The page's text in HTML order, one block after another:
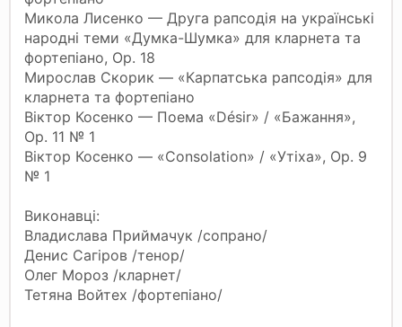
Микола Лисенко — Друга рапсодія на українські
народні теми «Думка-Шумка» для кларнета та
фортепіано, Op. 18
Мирослав Скорик — «Карпатська рапсодія» для
кларнета та фортепіано
Віктор Косенко — Поема «Désir» / «Бажання»,
Op. 11 № 1
Віктор Косенко — «Consolation» / «Утіха», Op. 9
№ 1
Виконавці:
Владислава Приймачук /сопрано/
Денис Сагіров /тенор/
Олег Мороз /кларнет/
Тетяна Войтех /фортепіано/